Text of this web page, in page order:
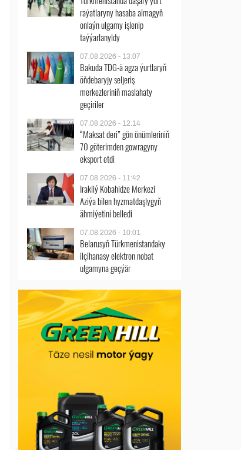
raýatlaryny hasaba almagyň
onlaýn ulgamy işlenip
taýýarlanyldy
07.08.2026 - 13:07
Bakuda TDG-ä agza ýurtlaryň
öňdebaryjy seljeriş
merkezleriniň maslahaty
geçiriler
07.08.2026 - 12:14
“Maksat deri” gön önümleriniň
70 göterimden gowragyny
eksport etdi
07.08.2026 - 11:42
Irakliý Kobahidze Merkezi
Aziýa bilen hyzmatdaşlygyň
ähmiýetini belledi
07.08.2026 - 10:01
Belarusyň Türkmenistandaky
ilçihanasy elektron nobat
ulgamyna geçýär